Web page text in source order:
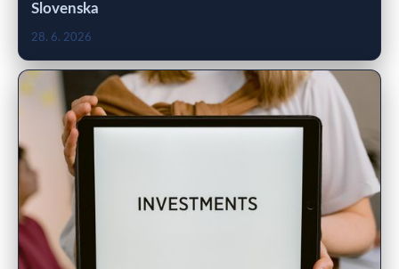
Slovenska
28. 6. 2026